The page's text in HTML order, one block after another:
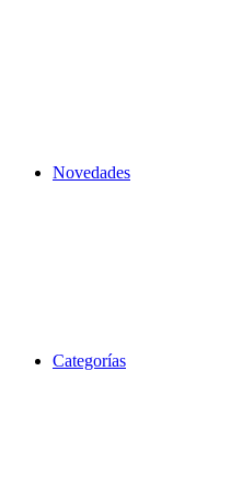
Novedades
Categorías